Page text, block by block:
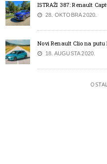
ISTRAŽI 387: Renault
28. OKTOBRA 2020.
Novi Renault Clio na
18. AUGUSTA 2020.